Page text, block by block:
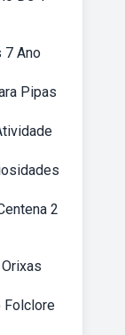
7 Ano
Pipas
2
Folclore